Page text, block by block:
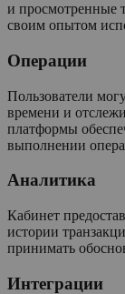
и просмотренные
своим опытом
Операции
Пользователи
времени и
платформы
выполнении
Аналитика
Кабинет
истории
принимать
Интеграции